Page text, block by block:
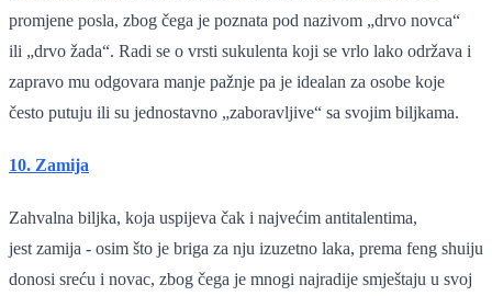
promjene posla, zbog čega je poznata pod nazivom „drvo novca“
ili „drvo žada“. Radi se o vrsti sukulenta koji se vrlo lako održava i
zapravo mu odgovara manje pažnje pa je idealan za osobe koje
često putuju ili su jednostavno „zaboravljive“ sa svojim biljkama.
10. Zamija
Zahvalna biljka, koja uspijeva čak i najvećim antitalentima,
jest zamija - osim što je briga za nju izuzetno laka, prema feng shuiju
donosi sreću i novac, zbog čega je mnogi najradije smještaju u svoj